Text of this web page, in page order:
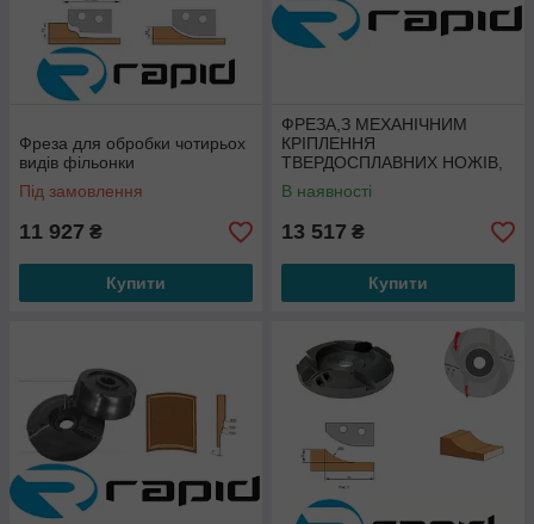
Фреза для обробки чотирьох
видів фільонки
Під замовлення
11 927 ₴
Купити
ФРЕЗА,З МЕХАНІЧНИМ
КРІПЛЕННЯ
ТВЕРДОСПЛАВНИХ НОЖІВ,
ДЛЯ ВИГОТОВЛЕННЯ
ФІЛЬОНКИ
В наявності
13 517 ₴
Купити